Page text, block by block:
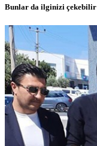
Bunlar da ilginizi çekebilir